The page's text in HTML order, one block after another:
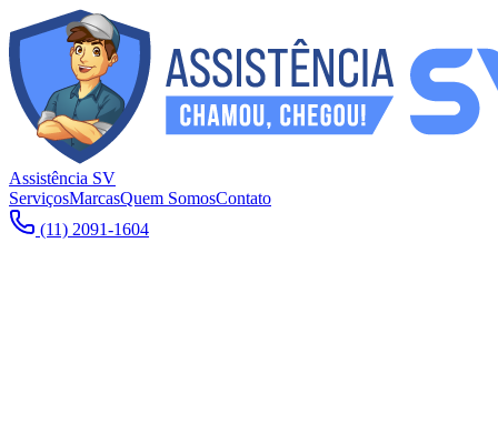
Assistência SV
ServiçosMarcasQuem SomosContato
(11) 2091-1604